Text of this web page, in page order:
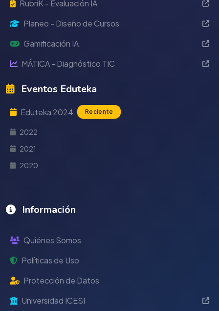
RubriK - Evaluación IA
Planeo - Diseño de Cursos
Gamificación IA
MÁTICA - Diagnóstico TIC
Eventos Eduteka
Eduteka 2024 Reciente
2022
2021
2020
Información
Quiénes Somos
Políticas de Uso
Protección de Datos
Universidad ICESI